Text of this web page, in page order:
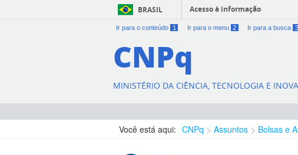
BRASIL Acesso à informação
Ir para o conteúdo 1 Ir para o menu 2 Ir para a busca 3
CNPq
MINISTÉRIO DA CIÊNCIA, TECNOLOGIA E
Você está aqui: CNPq Assuntos Bolsas e